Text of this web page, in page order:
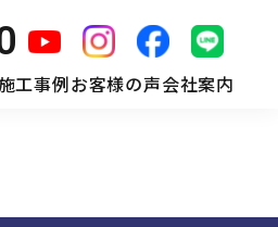
工事例お客様の声会社案内